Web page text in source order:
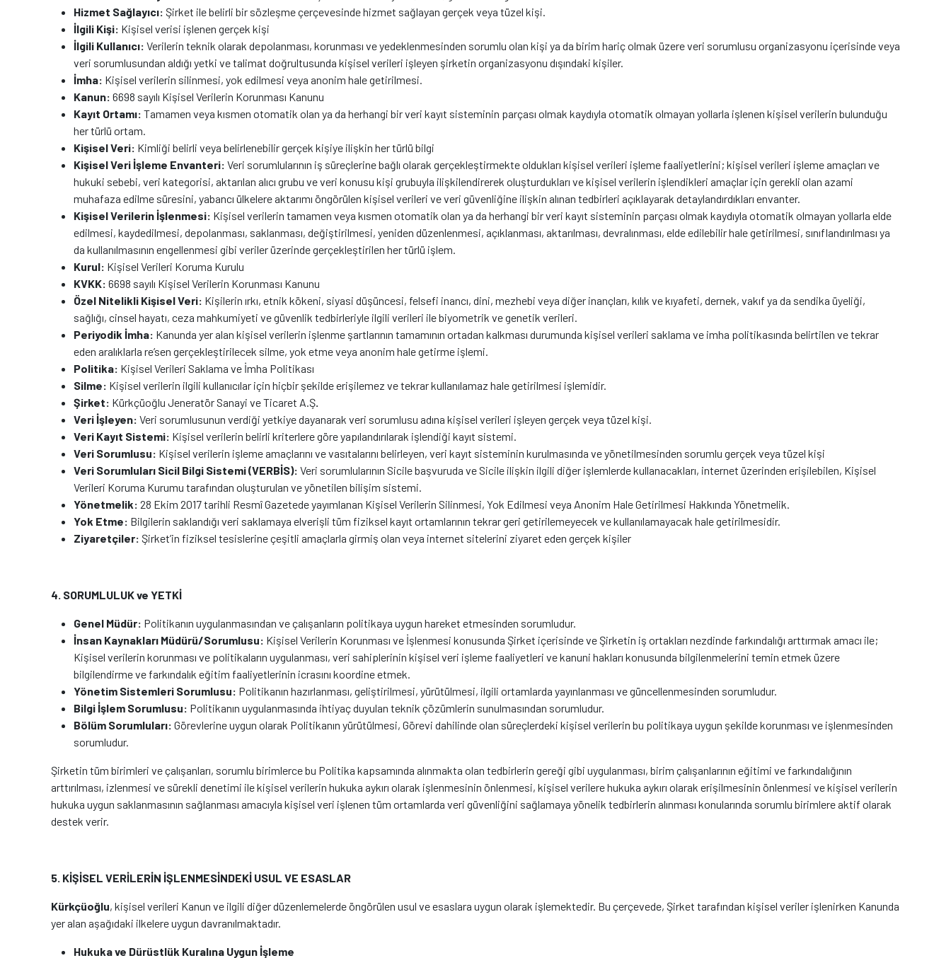
Hizmet Sağlayıcı: Şirket ile belirli bir sözleşme çerçevesinde hizmet sağlayan gerçek veya tüzel kişi.
İlgili Kişi: Kişisel verisi işlenen gerçek kişi
İlgili Kullanıcı: Verilerin teknik olarak depolanması, korunması ve yedeklenmesinden sorumlu olan kişi ya da birim hariç olmak üzere veri sorumlusu organizasyonu içerisinde veya
veri sorumlusundan aldığı yetki ve talimat doğrultusunda kişisel verileri işleyen şirketin organizasyonu dışındaki kişiler.
İmha: Kişisel verilerin silinmesi, yok edilmesi veya anonim hale getirilmesi.
Kanun: 6698 sayılı Kişisel Verilerin Korunması Kanunu
Kayıt Ortamı: Tamamen veya kısmen otomatik olan ya da herhangi bir veri kayıt sisteminin parçası olmak kaydıyla otomatik olmayan yollarla işlenen kişisel verilerin bulunduğu
her türlü ortam.
Kişisel Veri: Kimliği belirli veya belirlenebilir gerçek kişiye ilişkin her türlü bilgi
Kişisel Veri İşleme Envanteri: Veri sorumlularının iş süreçlerine bağlı olarak gerçekleştirmekte oldukları kişisel verileri işleme faaliyetlerini; kişisel verileri işleme amaçları ve
hukuki sebebi, veri kategorisi, aktarılan alıcı grubu ve veri konusu kişi grubuyla ilişkilendirerek oluşturdukları ve kişisel verilerin işlendikleri amaçlar için gerekli olan azami
muhafaza edilme süresini, yabancı ülkelere aktarımı öngörülen kişisel verileri ve veri güvenliğine ilişkin alınan tedbirleri açıklayarak detaylandırdıkları envanter.
Kişisel Verilerin İşlenmesi: Kişisel verilerin tamamen veya kısmen otomatik olan ya da herhangi bir veri kayıt sisteminin parçası olmak kaydıyla otomatik olmayan yollarla elde
edilmesi, kaydedilmesi, depolanması, saklanması, değiştirilmesi, yeniden düzenlenmesi, açıklanması, aktarılması, devralınması, elde edilebilir hale getirilmesi, sınıflandırılması ya
da kullanılmasının engellenmesi gibi veriler üzerinde gerçekleştirilen her türlü işlem.
Kurul: Kişisel Verileri Koruma Kurulu
KVKK: 6698 sayılı Kişisel Verilerin Korunması Kanunu
Özel Nitelikli Kişisel Veri: Kişilerin ırkı, etnik kökeni, siyasi düşüncesi, felsefi inancı, dini, mezhebi veya diğer inançları, kılık ve kıyafeti, dernek, vakıf ya da sendika üyeliği,
sağlığı, cinsel hayatı, ceza mahkumiyeti ve güvenlik tedbirleriyle ilgili verileri ile biyometrik ve genetik verileri.
Periyodik İmha: Kanunda yer alan kişisel verilerin işlenme şartlarının tamamının ortadan kalkması durumunda kişisel verileri saklama ve imha politikasında belirtilen ve tekrar
eden aralıklarla re’sen gerçekleştirilecek silme, yok etme veya anonim hale getirme işlemi.
Politika: Kişisel Verileri Saklama ve İmha Politikası
Silme: Kişisel verilerin ilgili kullanıcılar için hiçbir şekilde erişilemez ve tekrar kullanılamaz hale getirilmesi işlemidir.
Şirket: Kürkçüoğlu Jeneratör Sanayi ve Ticaret A.Ş.
Veri İşleyen: Veri sorumlusunun verdiği yetkiye dayanarak veri sorumlusu adına kişisel verileri işleyen gerçek veya tüzel kişi.
Veri Kayıt Sistemi: Kişisel verilerin belirli kriterlere göre yapılandırılarak işlendiği kayıt sistemi.
Veri Sorumlusu: Kişisel verilerin işleme amaçlarını ve vasıtalarını belirleyen, veri kayıt sisteminin kurulmasında ve yönetilmesinden sorumlu gerçek veya tüzel kişi
Veri Sorumluları Sicil Bilgi Sistemi (VERBİS): Veri sorumlularının Sicile başvuruda ve Sicile ilişkin ilgili diğer işlemlerde kullanacakları, internet üzerinden erişilebilen, Kişisel
Verileri Koruma Kurumu tarafından oluşturulan ve yönetilen bilişim sistemi.
Yönetmelik: 28 Ekim 2017 tarihli Resmî Gazetede yayımlanan Kişisel Verilerin Silinmesi, Yok Edilmesi veya Anonim Hale Getirilmesi Hakkında Yönetmelik.
Yok Etme: Bilgilerin saklandığı veri saklamaya elverişli tüm fiziksel kayıt ortamlarının tekrar geri getirilemeyecek ve kullanılamayacak hale getirilmesidir.
Ziyaretçiler: Şirket’in fiziksel tesislerine çeşitli amaçlarla girmiş olan veya internet sitelerini ziyaret eden gerçek kişiler
4. SORUMLULUK ve YETKİ
Genel Müdür: Politikanın uygulanmasından ve çalışanların politikaya uygun hareket etmesinden sorumludur.
İnsan Kaynakları Müdürü/Sorumlusu: Kişisel Verilerin Korunması ve İşlenmesi konusunda Şirket içerisinde ve Şirketin iş ortakları nezdinde farkındalığı arttırmak amacı ile;
Kişisel verilerin korunması ve politikaların uygulanması, veri sahiplerinin kişisel veri işleme faaliyetleri ve kanuni hakları konusunda bilgilenmelerini temin etmek üzere
bilgilendirme ve farkındalık eğitim faaliyetlerinin icrasını koordine etmek.
Yönetim Sistemleri Sorumlusu: Politikanın hazırlanması, geliştirilmesi, yürütülmesi, ilgili ortamlarda yayınlanması ve güncellenmesinden sorumludur.
Bilgi İşlem Sorumlusu: Politikanın uygulanmasında ihtiyaç duyulan teknik çözümlerin sunulmasından sorumludur.
Bölüm Sorumluları: Görevlerine uygun olarak Politikanın yürütülmesi, Görevi dahilinde olan süreçlerdeki kişisel verilerin bu politikaya uygun şekilde korunması ve işlenmesinden
sorumludur.
Şirketin tüm birimleri ve çalışanları, sorumlu birimlerce bu Politika kapsamında alınmakta olan tedbirlerin gereği gibi uygulanması, birim çalışanlarının eğitimi ve farkındalığının
arttırılması, izlenmesi ve sürekli denetimi ile kişisel verilerin hukuka aykırı olarak işlenmesinin önlenmesi, kişisel verilere hukuka aykırı olarak erişilmesinin önlenmesi ve kişisel verilerin
hukuka uygun saklanmasının sağlanması amacıyla kişisel veri işlenen tüm ortamlarda veri güvenliğini sağlamaya yönelik tedbirlerin alınması konularında sorumlu birimlere aktif olarak
destek verir.
5. KİŞİSEL VERİLERİN İŞLENMESİNDEKİ USUL VE ESASLAR
Kürkçüoğlu, kişisel verileri Kanun ve ilgili diğer düzenlemelerde öngörülen usul ve esaslara uygun olarak işlemektedir. Bu çerçevede, Şirket tarafından kişisel veriler işlenirken Kanunda
yer alan aşağıdaki ilkelere uygun davranılmaktadır.
Hukuka ve Dürüstlük Kuralına Uygun İşleme